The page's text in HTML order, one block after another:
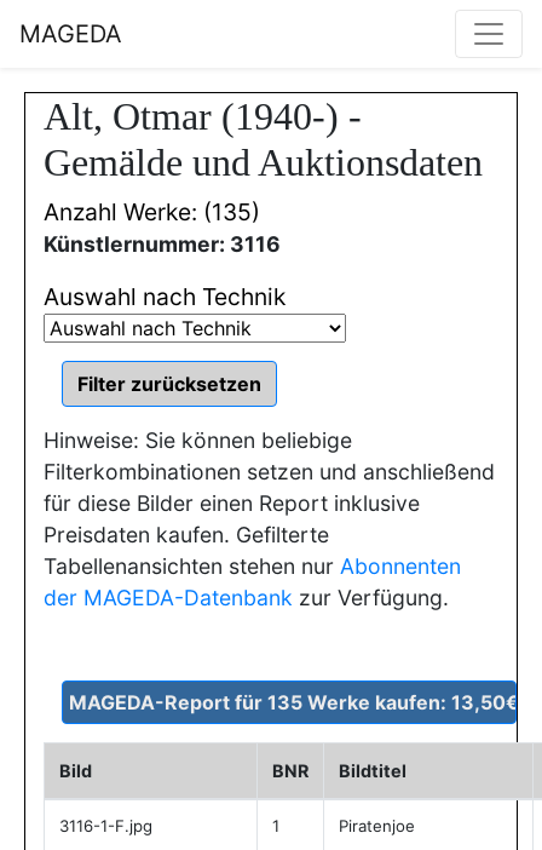
MAGEDA
Alt, Otmar (1940-) -
Gemälde und Auktionsdaten
Anzahl Werke: (135)
Künstlernummer: 3116
Auswahl nach Technik
Hinweise: Sie können beliebige
Filterkombinationen setzen und anschließend
für diese Bilder einen Report inklusive
Preisdaten kaufen. Gefilterte
Tabellenansichten stehen nur Abonnenten
der MAGEDA-Datenbank zur Verfügung.
Bild BNR Bildtitel
3116-1-F.jpg 1 Piratenjoe